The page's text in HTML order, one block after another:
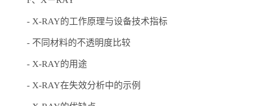
- X-RAY的工作原理与设备技术指标
- 不同材料的不透明度比较
- X-RAY的用途
- X-RAY在失效分析中的示例